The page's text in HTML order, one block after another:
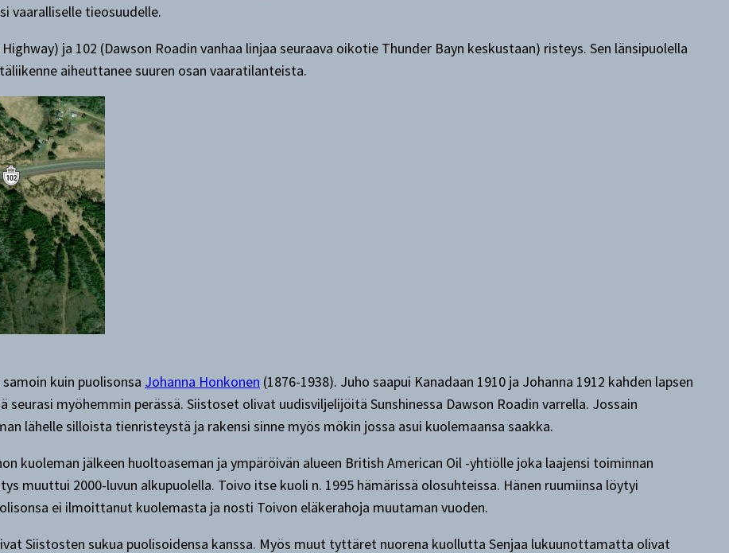
vaaralliselle tieosuudelle.
ja 102 (Dawson Roadin vanhaa linjaa seuraava oikotie Thunder Bayn keskustaan) risteys. Sen länsipuolella
aiheuttanee suuren osan vaaratilanteista.
kuin puolisonsa Johanna Honkonen (1876-1938). Juho saapui Kanadaan 1910 ja Johanna 1912 kahden lapsen
myöhemmin perässä. Siistoset olivat uudisviljelijöitä Sunshinessa Dawson Roadin varrella. Jossain
lähelle silloista tienristeystä ja rakensi sinne myös mökin jossa asui kuolemaansa saakka.
kuoleman jälkeen huoltoaseman ja ympäröivän alueen British American Oil -yhtiölle joka laajensi toiminnan
muuttui 2000-luvun alkupuolella. Toivo itse kuoli n. 1995 hämärissä olosuhteissa. Hänen ruumiinsa löytyi
ei ilmoittanut kuolemasta ja nosti Toivon eläkerahoja muutaman vuoden.
Siistosten sukua puolisoidensa kanssa. Myös muut tyttäret nuorena kuollutta Senjaa lukuunottamatta olivat